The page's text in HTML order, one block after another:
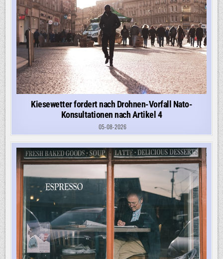
Kiesewetter fordert nach Drohnen-Vorfall Nato-
Konsultationen nach Artikel 4
05-08-2026